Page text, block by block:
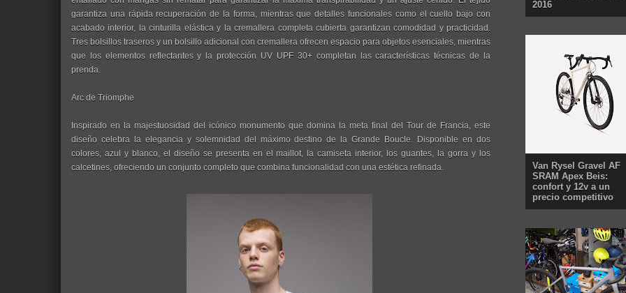
garantiza una rápida recuperación de la forma, mientras que detalles funcionales como el cuello bajo con
acabado interior, la cinturilla elástica y la cremallera completa cubierta garantizan comodidad y practicidad.
Tres bolsillos traseros y un bolsillo adicional con cremallera ofrecen espacio para objetos esenciales, mientras
que los elementos reflectantes y la protección UV UPF 30+ completan las características técnicas de la
prenda.
Arc de Triomphe
Inspirado en la majestuosidad del icónico monumento que domina la meta final del Tour de Francia, este
diseño celebra la elegancia y solemnidad del máximo destino de la Grande Boucle. Disponible en dos
colores, azul y blanco, el diseño se presenta en el maillot, la camiseta interior, los guantes, la gorra y los
calcetines, ofreciendo un conjunto completo que combina funcionalidad con una estética refinada.
2016
Van Rysel Gravel AF
SRAM Apex Beis:
confort y 12v a un
precio competitivo